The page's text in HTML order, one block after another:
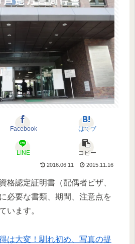
Facebook はてブ
LINE コピー
2016.06.11 2015.11.16
格認定証明書（配偶者ビザ、
必要な書類、期間、注意点を
います。
は大変！馴れ初め、写真の提